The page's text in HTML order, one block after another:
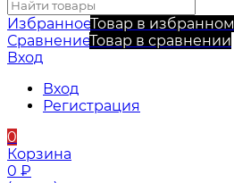
ИзбранноеТовар в избранном
СравнениеТовар в сравнении
Вход
Вход
Регистрация
0
Корзина
0 ₽